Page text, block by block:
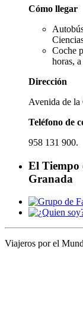
Cómo llegar
Coche
horas,
Dirección
Avenida de la
Teléfono de
958 131 900.
El Tiempo
Granada
Viajeros por el